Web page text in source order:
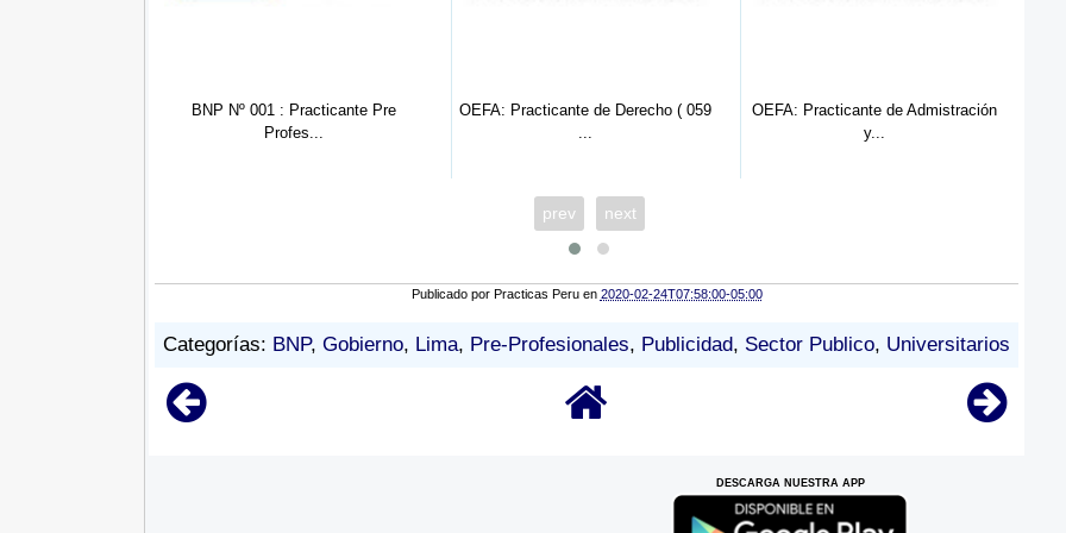
OEFA: Practicante de Derecho ( 059
OEFA: Practicante de Admistración
OEFA: Practicante Ingeniería
prev next
Publicado por Practicas Peru en 2020-02-24T07:58:00-05:00
Categorías: BNP, Gobierno, Lima, Pre-Profesionales, Publicidad, Sector Publico, Universitarios
DESCARGA NUESTRA APP